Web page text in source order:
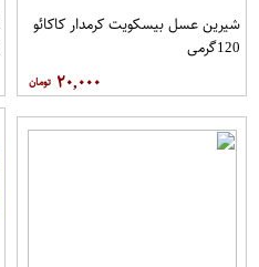
شیرین عسل بیسکویت کرمدار کاکائو
120گرمی
۲۰,۰۰۰